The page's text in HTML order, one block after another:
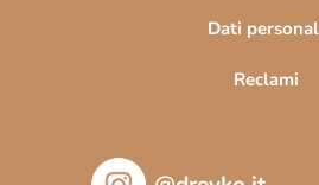
Dati
Reclami